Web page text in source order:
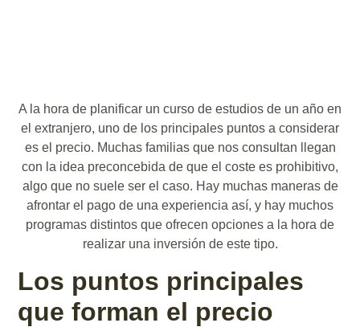
A la hora de planificar un curso de estudios de un año en
el extranjero, uno de los principales puntos a considerar
es el precio. Muchas familias que nos consultan llegan
con la idea preconcebida de que el coste es prohibitivo,
algo que no suele ser el caso. Hay muchas maneras de
afrontar el pago de una experiencia así, y hay muchos
programas distintos que ofrecen opciones a la hora de
realizar una inversión de este tipo.
Los puntos principales
que forman el precio